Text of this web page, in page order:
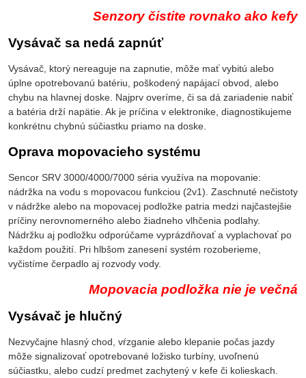
Senzory čistite rovnako ako kefy
Vysávač sa nedá zapnúť
Vysávač, ktorý nereaguje na zapnutie, môže mať vybitú alebo
úplne opotrebovanú batériu, poškodený napájací obvod, alebo
chybu na hlavnej doske. Najprv overíme, či sa dá zariadenie nabiť
a batéria drží napätie. Ak je príčina v elektronike, diagnostikujeme
konkrétnu chybnú súčiastku priamo na doske.
Oprava mopovacieho systému
Sencor SRV 3000/4000/7000 séria využíva na mopovanie:
nádržka na vodu s mopovacou funkciou (2v1). Zaschnuté nečistoty
v nádržke alebo na mopovacej podložke patria medzi najčastejšie
príčiny nerovnomerného alebo žiadneho vlhčenia podlahy.
Nádržku aj podložku odporúčame vyprázdňovať a vyplachovať po
každom použití. Pri hlbšom zanesení systém rozoberieme,
vyčistíme čerpadlo aj rozvody vody.
Mopovacia podložka nie je večná
Vysávač je hlučný
Nezvyčajne hlasný chod, vŕzganie alebo klepanie počas jazdy
môže signalizovať opotrebované ložisko turbíny, uvoľnenú
súčiastku, alebo cudzí predmet zachytený v kefe či kolieskach.